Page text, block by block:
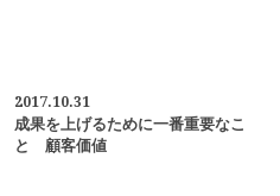
2017.10.31
成果を上げるために一番重要なこ
と 顧客価値